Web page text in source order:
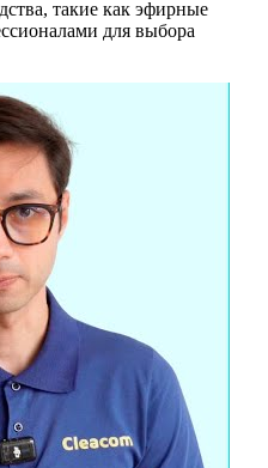
такие как эфирные
для выбора